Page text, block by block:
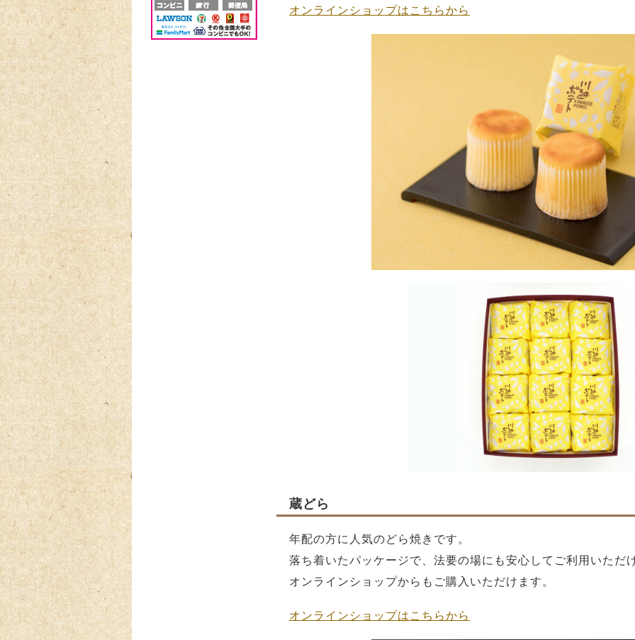
オンラインショップはこちらから
蔵どら
年配の方に人気のどら焼きです。
落ち着いたパッケージで、法要の場にも安心してご利用いただ
オンラインショップからもご購入いただけます。
オンラインショップはこちらから